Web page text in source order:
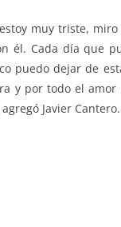
muy triste,
él. Cada día que
puedo dejar de
y por todo el amor
Javier Cantero.